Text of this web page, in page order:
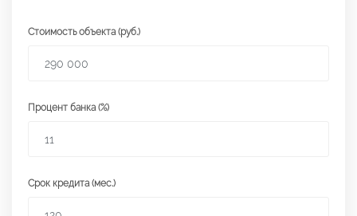
Стоимость объекта (руб.)
Процент банка (%)
Срок кредита (мес.)